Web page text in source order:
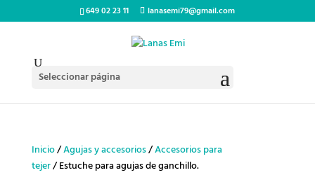
649 02 23 11 lanasemi79@gmail.com
Seleccionar página
Inicio/Agujas y accesorios/Accesorios para
tejer/ Estuche para agujas de ganchillo.